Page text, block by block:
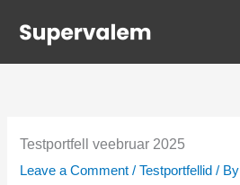
Testportfell veebruar 2025
Leave a Comment /Testportfellid / By